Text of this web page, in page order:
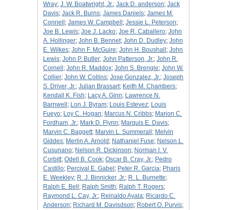
Wray; J. W. Boatwright, Jr.; Jack D. anderson; Jack
Davis; Jack R. Burns; James Daniels; James M.
Connell ; James W. Campbell ; Jessie L. Peterson;
Joe B. Lewis; Joe J. Lacko; Joe R. Caballero; John
A. Hollinger; John B. Bennet; John D. Dudley; John
E. Wilkes; John F. McGuire; John H. Boushall ; John
Lewis; John P. Butler; John Patterson, Jr.; John R.
Cornell ; John R. Maddox; John S. Brengle; John W.
Collier; John W. Collins; Jose Gonzalez, Jr.; Joseph
S. Driver, Jr.; Julian Brassart; Keith M. Chambers;
Kendall K. Fish; Lacy A. Ginn; Lawrence N.
Barnwell ; Lon J. Byram; Louis Estevez; Louis
Fueyo; Loy C. Hogan; Marcus N. Cribbs; Marion C.
Fordham, Jr.; Mark D. Flynn; Marquis E. Davis;
Marvin C. Baggett; Marvin L. Summerall ; Melvin
Giddes; Merlin A. Arnold ; Nathaniel Fuse; Nelson L.
Cusunano; Nelson R. Dickinson; Norman I. V.
Corbitt; Odell B. Cook; Oscar B. Cray, Jr.; Pedro
Castillo; Percival E. Gabel ; Peter R. Garcia; Pharis
E. Weekley; R. J. Binnicker, Jr.; R. L. Burnette;
Ralph E. Bell ; Ralph Smith; Ralph T. Rogers;
Raymond L. Cay, Jr.; Reinaldo Ayala; Ricardo C.
Anderson; Richard M. Davisdson; Robert O. Purvis;